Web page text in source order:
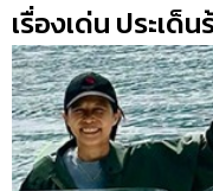
เรื่องเด่น ประเด็น